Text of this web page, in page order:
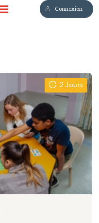
Connexion
2 Jours
Lost your password?